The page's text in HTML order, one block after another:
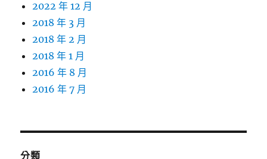
2022 年 12 月
2018 年 3 月
2018 年 2 月
2018 年 1 月
2016 年 8 月
2016 年 7 月
分類